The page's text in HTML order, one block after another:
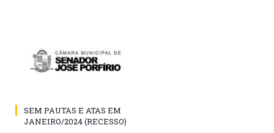
SEM PAUTAS E ATAS EM
JANEIRO/2024 (RECESSO)